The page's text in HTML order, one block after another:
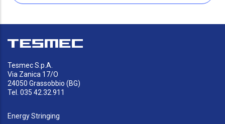
Tesmec S.p.A.
Via Zanica 17/O
24050 Grassobbio (BG)
Tel. 035 42.32.911
Energy Stringing